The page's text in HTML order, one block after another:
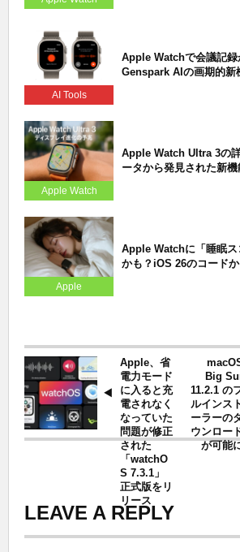
AI Tools
Apple Watchで会議記録
Genspark AIの画期的新
Apple Watch
Apple Watch Ultra 3の
ータから発見された新
Apple
Apple Watchに「睡眠ス
かも？iOS 26のコード
Apple、省
電力モード
に入ると充
電されなく
なっていた
問題が修正
された
「watchO
S 7.3.1」
正式版をリ
リース
Big
11.2.1 の
ルインス
ーラーの
ウンロー
が可能
LEAVE A REPLY